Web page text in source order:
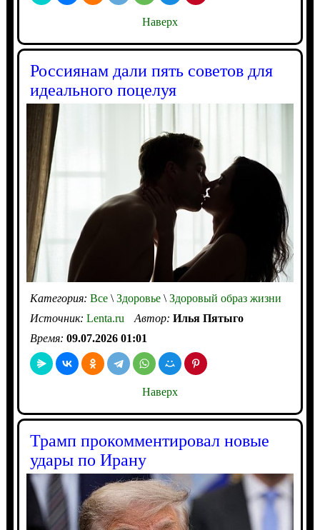
Наверх
Россиянам дали пять советов для
идеального поцелуя
Категория: Все\Здоровье\Здоровый образ жизни
Источник: Lenta.ru Автор: Илья Пятыго
Время: 09.07.2026 01:01
Наверх
Трамп прокомментировал новые
удары по Ирану